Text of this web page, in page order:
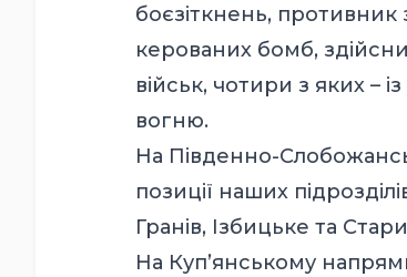
боєзіткнень, противник
керованих бомб,
військ, чотири з яких –
вогню.
На Південно-
позиції наших
Гранів, Ізбицьке та
На Куп’янському